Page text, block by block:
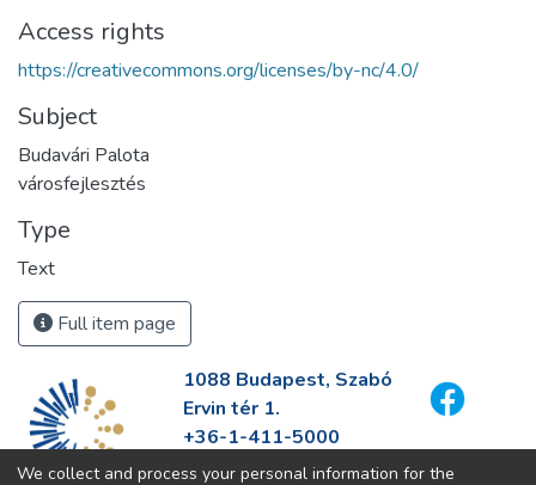
Access rights
https://creativecommons.org/licenses/by-nc/4.0/
Subject
Budavári Palota
városfejlesztés
Type
Text
Full item page
1088 Budapest, Szabó
Ervin tér 1.
+36-1-411-5000
info@fszek.hu
We collect and process your personal information for the